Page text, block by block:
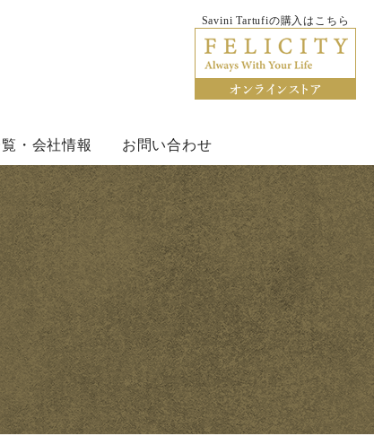
・会社情報 お問い合わせ
Savini Tartufiの購入はこちら